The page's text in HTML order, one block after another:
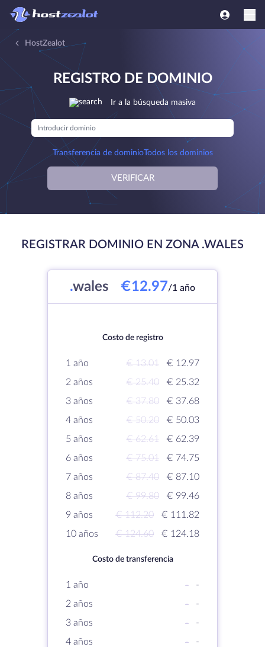
HostZealot
REGISTRO DE DOMINIO
Ir a la búsqueda masiva
Transferencia de dominioTodos los dominios
VERIFICAR
REGISTRAR DOMINIO EN ZONA .WALES
.wales €12.97/1 año
Costo de registro
1 año € 13.01
€ 12.97
2 años
€ 25.40
€ 25.32
3 años
€ 37.80
€ 37.68
4 años
€ 50.20
€ 50.03
5 años
€ 62.61
€ 62.39
6 años
€ 75.01
€ 74.75
7 años
€ 87.40
€ 87.10
8 años
€ 99.80
€ 99.46
9 años
€ 112.20
€ 111.82
10 años
€ 124.60 € 124.18
Costo de transferencia
1 año -
-
2 años
-
-
3 años
-
-
4 años
-
-